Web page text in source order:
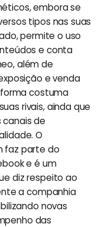
embora se
tipos nas suas
permite o uso
e conta
além de
e venda
costuma
rivais, ainda que
de
O
faz parte do
e é um
diz respeito ao
a companhia
novas
das